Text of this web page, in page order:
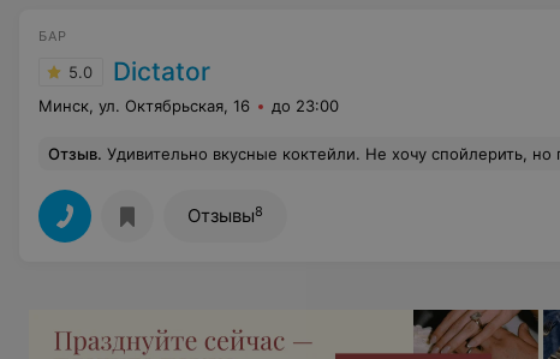
БАР
5.0 Dictator
Минск, ул. Октябрьская, 16 до 23:00
Отзыв. Удивительно вкусные коктейли. Не хочу спойлерить, но
Отзывы8